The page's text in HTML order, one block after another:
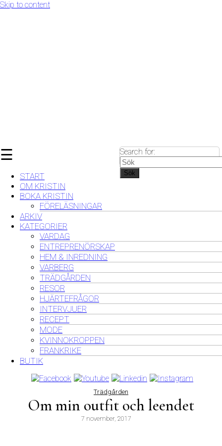
Skip to content
☰
START
OM KRISTIN
BOKA KRISTIN
FÖRELÄSNINGAR
ARKIV
KATEGORIER
VARDAG
ENTREPRENÖRSKAP
HEM & INREDNING
VARBERG
TRÄDGÅRDEN
RESOR
HJÄRTEFRÅGOR
INTERVJUER
RECEPT
MODE
KVINNOKROPPEN
FRANKRIKE
BUTIK
Search for:
Sök
Trädgården
Om min outfit och leendet
7 november, 2017